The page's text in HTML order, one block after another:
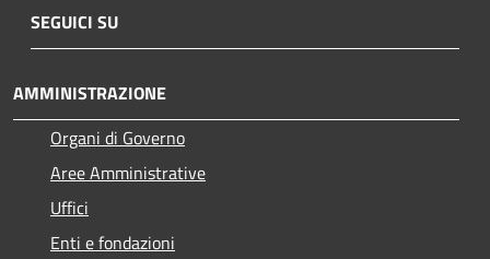
SEGUICI SU
AMMINISTRAZIONE
Organi di Governo
Aree Amministrative
Uffici
Enti e fondazioni